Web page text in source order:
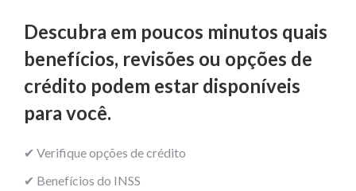
Descubra em poucos minutos quais
benefícios, revisões ou opções de
crédito podem estar disponíveis
para você.
✔ Verifique opções de crédito
✔ Benefícios do INSS